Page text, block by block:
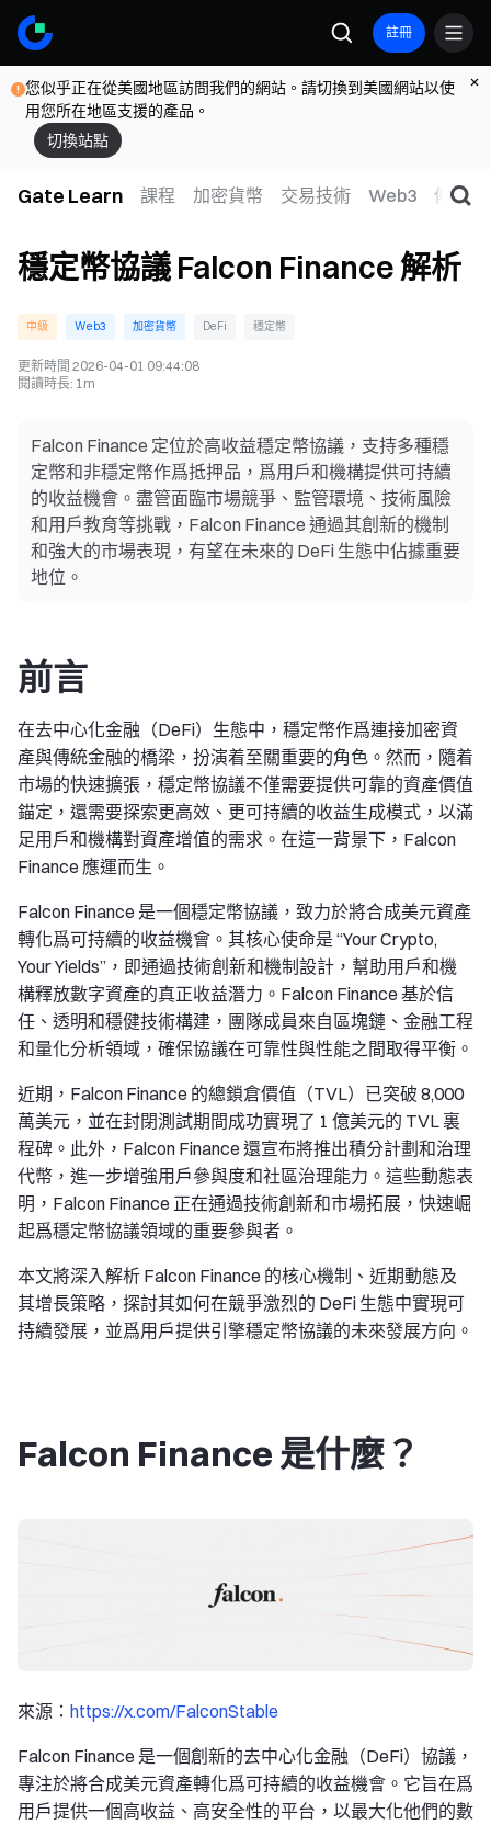
註冊
您似乎正在從美國地區訪問我們的網站。請切換到美國網站以使
用您所在地區支援的產品。
切換站點
Gate Learn 課程 加密貨幣 交易技術 Web3 傳統金
穩定幣協議 Falcon Finance 解析
中級 Web3 加密貨幣 DeFi 穩定幣
更新時間 2026-04-01 09:44:08
閱讀時長: 1m
Falcon Finance 定位於高收益穩定幣協議，支持多種穩
定幣和非穩定幣作爲抵押品，爲用戶和機構提供可持續
的收益機會。盡管面臨市場競爭、監管環境、技術風險
和用戶教育等挑戰，Falcon Finance 通過其創新的機制
和強大的市場表現，有望在未來的 DeFi 生態中佔據重要
地位。
前言
在去中心化金融（DeFi）生態中，穩定幣作爲連接加密資
產與傳統金融的橋梁，扮演着至關重要的角色。然而，隨着
市場的快速擴張，穩定幣協議不僅需要提供可靠的資產價值
錨定，還需要探索更高效、更可持續的收益生成模式，以滿
足用戶和機構對資產增值的需求。在這一背景下，Falcon
Finance 應運而生。
Falcon Finance 是一個穩定幣協議，致力於將合成美元資產
轉化爲可持續的收益機會。其核心使命是 “Your Crypto,
Your Yields”，即通過技術創新和機制設計，幫助用戶和機
構釋放數字資產的真正收益潛力。Falcon Finance 基於信
任、透明和穩健技術構建，團隊成員來自區塊鏈、金融工程
和量化分析領域，確保協議在可靠性與性能之間取得平衡。
近期，Falcon Finance 的總鎖倉價值（TVL）已突破 8,000
萬美元，並在封閉測試期間成功實現了 1 億美元的 TVL 裏
程碑。此外，Falcon Finance 還宣布將推出積分計劃和治理
代幣，進一步增強用戶參與度和社區治理能力。這些動態表
明，Falcon Finance 正在通過技術創新和市場拓展，快速崛
起爲穩定幣協議領域的重要參與者。
本文將深入解析 Falcon Finance 的核心機制、近期動態及
其增長策略，探討其如何在競爭激烈的 DeFi 生態中實現可
持續發展，並爲用戶提供引擎穩定幣協議的未來發展方向。
Falcon Finance 是什麼？
來源： https://x.com/FalconStable
Falcon Finance 是一個創新的去中心化金融（DeFi）協議，
專注於將合成美元資產轉化爲可持續的收益機會。它旨在爲
用戶提供一個高收益、高安全性的平台，以最大化他們的數